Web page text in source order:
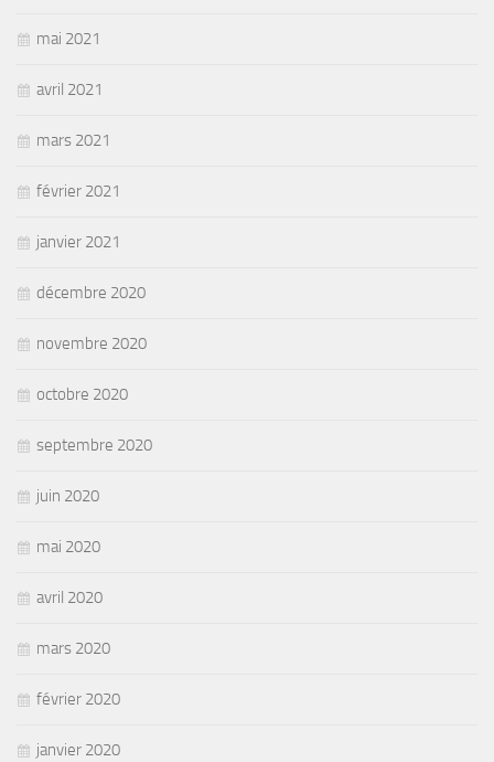
mai 2021
avril 2021
mars 2021
février 2021
janvier 2021
décembre 2020
novembre 2020
octobre 2020
septembre 2020
juin 2020
mai 2020
avril 2020
mars 2020
février 2020
janvier 2020